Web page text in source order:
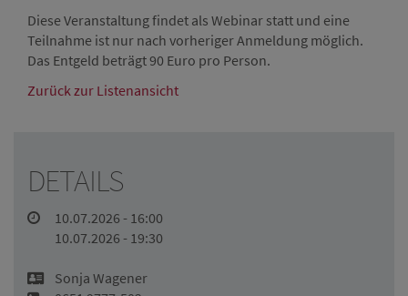
Diese Veranstaltung findet als Webinar statt und eine
Teilnahme ist nur nach vorheriger Anmeldung möglich.
Das Entgeld beträgt 90 Euro pro Person.
Zurück zur Listenansicht
DETAILS
10.07.2026 - 16:00
10.07.2026 - 19:30
Sonja Wagener